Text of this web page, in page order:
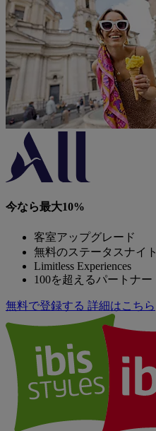
今なら最大10%
客室アップグレード
無料のステータスナイト
Limitless Experiences
100を超えるパートナー
無料で登録する 詳細はこちら